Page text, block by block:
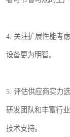
4. 关注扩展性能考
设备更为明智。
5. 评估供应商实力
研发团队和丰富行
技术支持。